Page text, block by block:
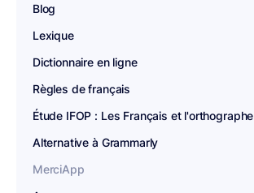
Blog
Lexique
Dictionnaire en ligne
Règles de français
Étude IFOP : Les Français et l'orthographe
Alternative à Grammarly
MerciApp